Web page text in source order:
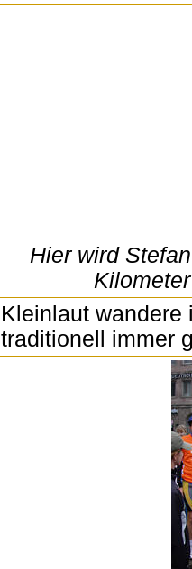
Hier wird
Kleinlaut wandere
traditionell immer